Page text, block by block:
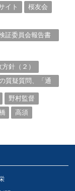
イト
桜友会
証委員会報告書
針（２）
質疑質問、「通
野村監督
高須